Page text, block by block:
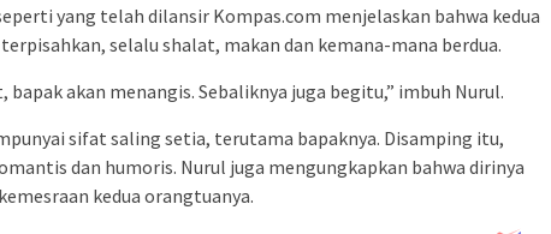
yang telah dilansir Kompas.com menjelaskan bahwa kedua
selalu shalat, makan dan kemana-mana berdua.
bapak akan menangis. Sebaliknya juga begitu,” imbuh Nurul.
sifat saling setia, terutama bapaknya. Disamping itu,
dan humoris. Nurul juga mengungkapkan bahwa dirinya
kedua orangtuanya.